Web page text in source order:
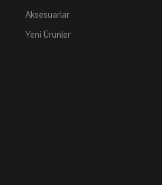
Aksesuarlar
Yeni Ürünler